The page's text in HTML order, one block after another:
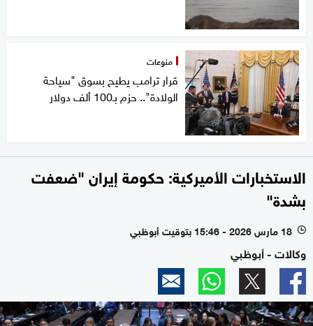
منوعات
قرار ترامب يطيح بسوق "سياحة
الولادة".. حزم بـ100 ألف دولار
الاستخبارات الأميركية: حكومة إيران "ضعفت
بشدة"
l 18 مارس 2026 - 15:46 بتوقيت أبوظبي
وكالات - أبوظبي